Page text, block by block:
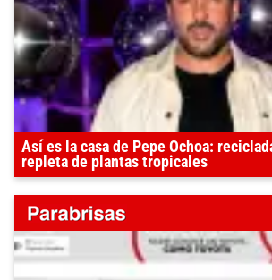
Así es la casa de Pepe Ochoa:
repleta de plantas tropicales